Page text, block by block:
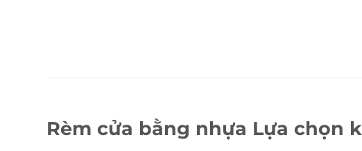
Rèm cửa bằng nhựa Lựa chọn